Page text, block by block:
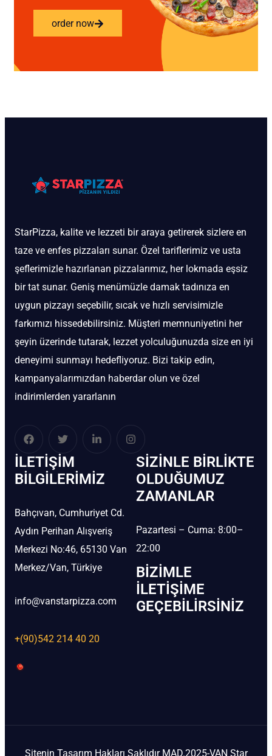
order now
StarPizza, kalite ve lezzeti bir araya getirerek sizlere en
taze ve enfes pizzaları sunar. Özel tariflerimiz ve usta
şeflerimizle hazırlanan pizzalarımız, her lokmada eşsiz
bir tat sunar. Geniş menümüzle damak tadınıza en
uygun pizzayı seçebilir, sıcak ve hızlı servisimizle
farkımızı hissedebilirsiniz. Müşteri memnuniyetini her
şeyin üzerinde tutarak, lezzet yolculuğunuzda size en iyi
deneyimi sunmayı hedefliyoruz. Bizi takip edin,
kampanyalarımızdan haberdar olun ve özel
indirimlerden yararlanın
İLETIŞIM
BİLGILERIMIZ
Bahçıvan, Cumhuriyet Cd.
Aydın Perihan Alışveriş
Merkezi No:46, 65130 Van
Merkez/Van, Türkiye
info@vanstarpizza.com
+(90)542 214 40 20
SIZINLE BIRLIKTE
OLDUĞUMUZ
ZAMANLAR
Pazartesi – Cuma: 8:00–
22:00
BIZIMLE
İLETIŞIME
GEÇEBILIRSINIZ
Sitenin Tasarım Hakları Saklıdır MAD.2025-VAN Star